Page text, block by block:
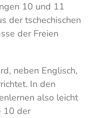
10 und 11
der tschechischen
der Freien
neben Englisch,
In den
also leicht
10 der